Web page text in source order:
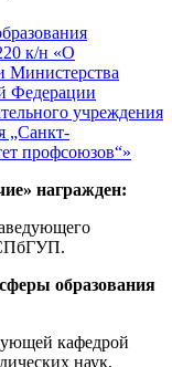
к/н «О
Министерства
Федерации
учреждения
„Санкт-
профсоюзов“»
награжден:
СПбГУП.
образования
кафедрой
наук,